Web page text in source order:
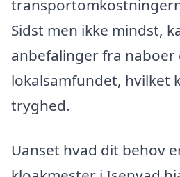
Sidst men ikke mindst,
anbefalinger fra naboer
lokalsamfundet, hvilket
tryghed.
Uanset hvad dit behov